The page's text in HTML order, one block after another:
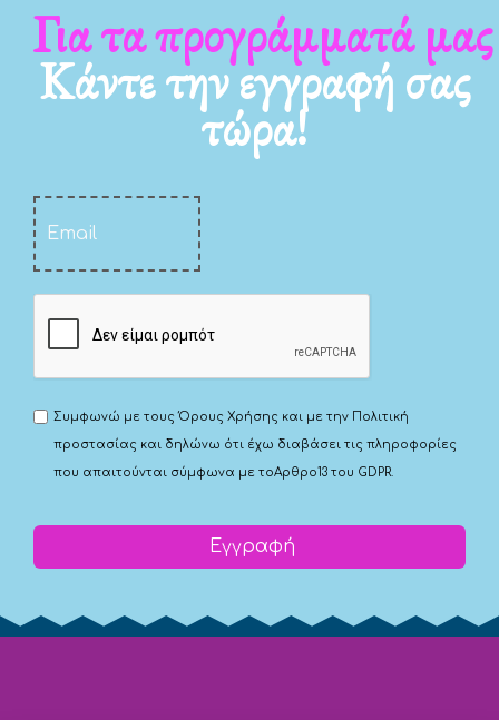
Για τα προγράμματά μας
Κάντε την εγγραφή σας
τώρα!
Συμφωνώ με τουςΌρους Χρήσης και με την Πολιτική
προστασίας και δηλώνω ότι έχω διαβάσει τις πληροφορίες
που απαιτούνται σύμφωνα με τοΑρθρο13 του GDPR.
Εγγραφή